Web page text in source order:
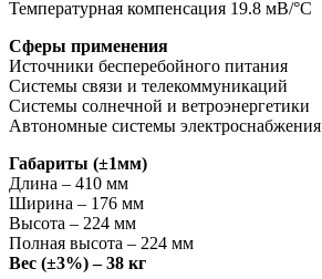
Температурная компенсация 19.8 мВ/°С
Cферы применения
Источники бесперебойного питания
Системы связи и телекоммуникаций
Системы солнечной и ветроэнергетики
Автономные системы электроснабжения
Габариты (±1мм)
Длина – 410 мм
Ширина – 176 мм
Высота – 224 мм
Полная высота – 224 мм
Вес (±3%) – 38 кг